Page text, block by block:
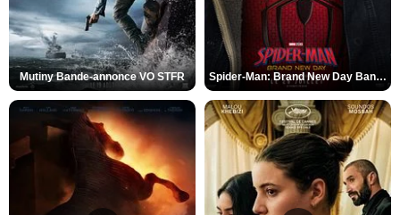
Mutiny Bande-annonce VO STFR Spider-Man: Brand New Day Bande-annonce VO STFR